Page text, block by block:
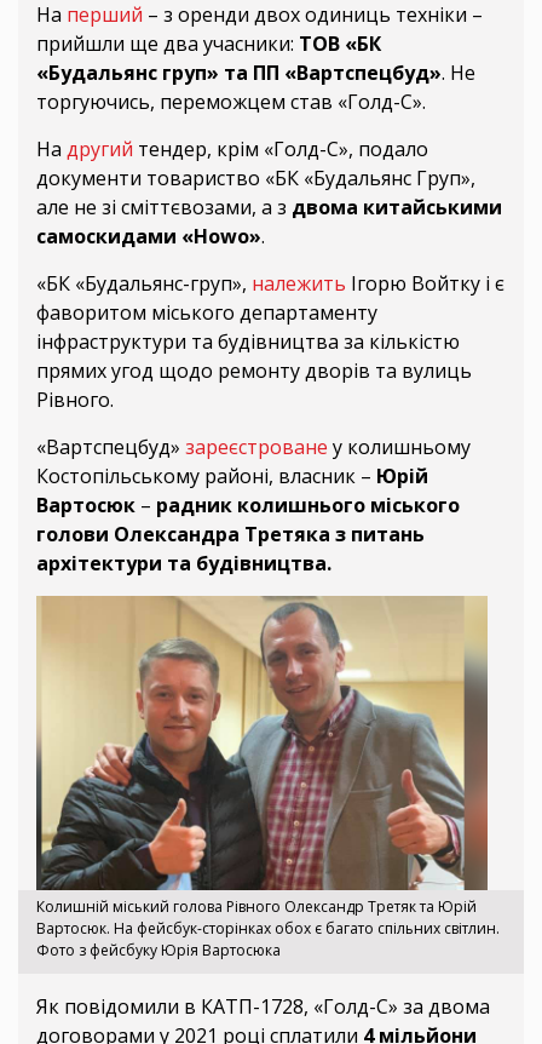
На перший – з оренди двох одиниць техніки –
прийшли ще два учасники: ТОВ «БК
«Будальянс груп» та ПП «Вартспецбуд». Не
торгуючись, переможцем став «Голд-С».
На другий тендер, крім «Голд-С», подало
документи товариство «БК «Будальянс Груп»,
але не зі сміттєвозами, а з двома китайськими
самоскидами «Howo».
«БК «Будальянс-груп», належить Ігорю Войтку і є
фаворитом міського департаменту
інфраструктури та будівництва за кількістю
прямих угод щодо ремонту дворів та вулиць
Рівного.
«Вартспецбуд» зареєстроване у колишньому
Костопільському районі, власник – Юрій
Вартосюк – радник колишнього міського
голови Олександра Третяка з питань
архітектури та будівництва.
Колишній міський голова Рівного Олександр Третяк та Юрій
Вартосюк. На фейсбук-сторінках обох є багато спільних світлин.
Фото з фейсбуку Юрія Вартосюка
Як повідомили в КАТП-1728, «Голд-С» за двома
договорами у 2021 році сплатили 4 мільйони